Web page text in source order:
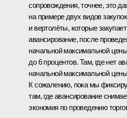
сопровождения, точнее, это
на примере двух видов
и вертолёты, которые
авансирование, после
начальной максимальной
до 6 процентов. Там, где нет
начальной максимальной
К сожалению, пока мы
там, где авансирование
экономия по проведению